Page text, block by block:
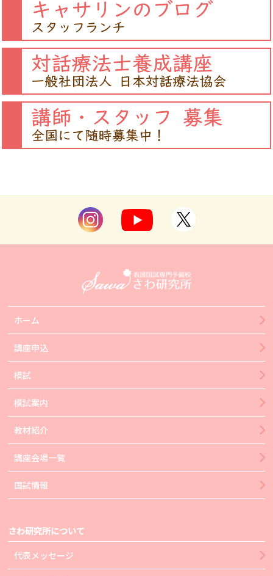
ホーム
講座申込
模試
模試案内
教材紹介
講座会場一覧
国試情報
さわ研究所について
代表メッセージ